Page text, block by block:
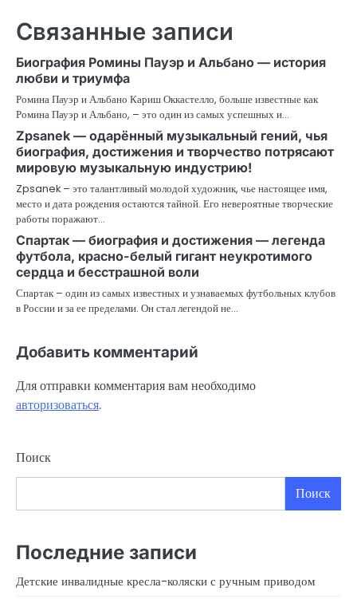
Связанные записи
Биография Ромины Пауэр и Альбано — история
любви и триумфа
Ромина Пауэр и Альбано Кариш Оккастелло, больше известные как
Ромина Пауэр и Альбано, – это один из самых успешных и…
Zpsanek — одарённый музыкальный гений, чья
биография, достижения и творчество потрясают
мировую музыкальную индустрию!
Zpsanek – это талантливый молодой художник, чье настоящее имя,
место и дата рождения остаются тайной. Его невероятные творческие
работы поражают…
Спартак — биография и достижения — легенда
футбола, красно-белый гигант неукротимого
сердца и бесстрашной воли
Спартак – один из самых известных и узнаваемых футбольных клубов
в России и за ее пределами. Он стал легендой не…
Добавить комментарий
Для отправки комментария вам необходимо
авторизоваться.
Поиск
Поиск
Последние записи
Детские инвалидные кресла-коляски с ручным приводом